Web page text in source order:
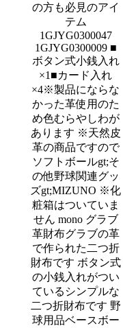
の方も必見のアイ
テム
1GJYG0300047
1GJYG0300009 ■
ボタン式小銭入れ
×1■カード入れ
×4※製品にならな
かった革使用のた
め色むらやしわが
あります ※天然皮
革の商品ですので
ソフトボールgt;そ
の他野球関連グッ
ズgt;MIZUNO ※化
粧箱はついていま
せん mono グラブ
革財布グラブの革
で作られた二つ折
財布です ボタン式
の小銭入れがつい
ているシンプルな
二つ折財布です 野
球用品ベースボー